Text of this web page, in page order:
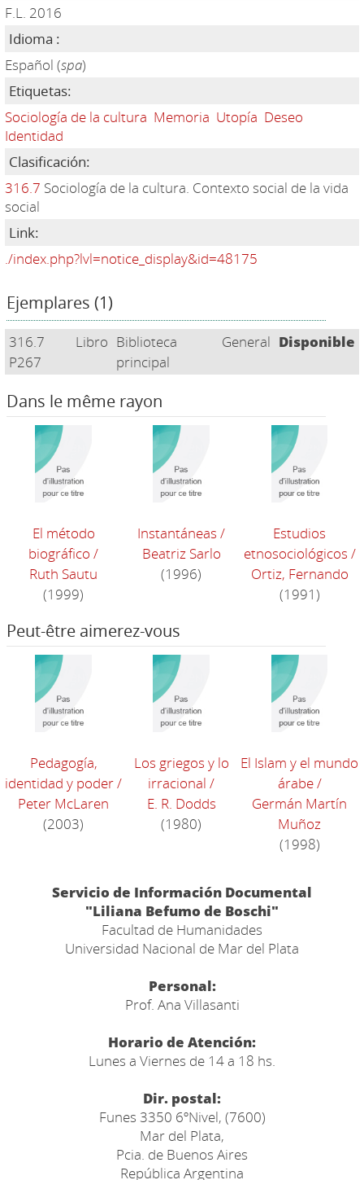
F.L. 2016
Idioma :
Español (spa)
Etiquetas:
Sociología de la cultura Memoria Utopía Deseo
Identidad
Clasificación:
316.7 Sociología de la cultura. Contexto social de la vida
social
Link:
./index.php?lvl=notice_display&id=48175
Ejemplares (1)
316.7
P267
Libro Biblioteca
principal
General Disponible
Dans le même rayon
El método
biográfico /
Ruth Sautu
(1999)
Instantáneas /
Beatriz Sarlo
(1996)
Estudios
etnosociológicos /
Ortiz, Fernando
(1991)
Peut-être aimerez-vous
Pedagogía,
identidad y poder/
Peter McLaren
(2003)
Los griegos y lo
irracional /
E. R. Dodds
(1980)
El Islam y el mundo
árabe/
Germán Martín
Muñoz
(1998)
Servicio de Información Documental
"Liliana Befumo de Boschi"
Facultad de Humanidades
Universidad Nacional de Mar del Plata
Personal:
Prof. Ana Villasanti
Horario de Atención:
Lunes a Viernes de 14 a 18 hs.
Dir. postal:
Funes 3350 6ºNivel, (7600)
Mar del Plata,
Pcia. de Buenos Aires
República Argentina